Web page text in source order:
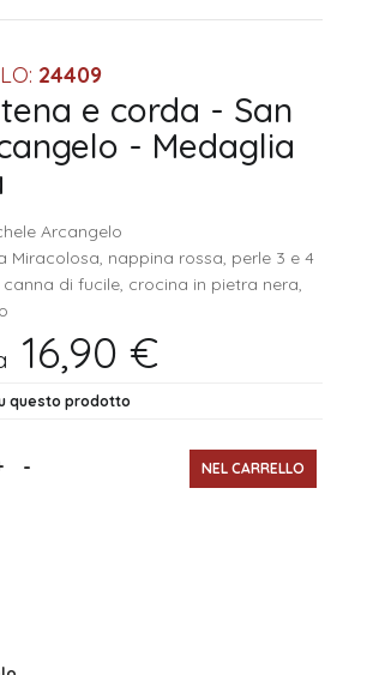
24409
e corda - San
- Medaglia
Arcangelo
Miracolosa, nappina rossa, perle 3 e 4
di fucile, crocina in pietra nera,
16,90 €
questo prodotto